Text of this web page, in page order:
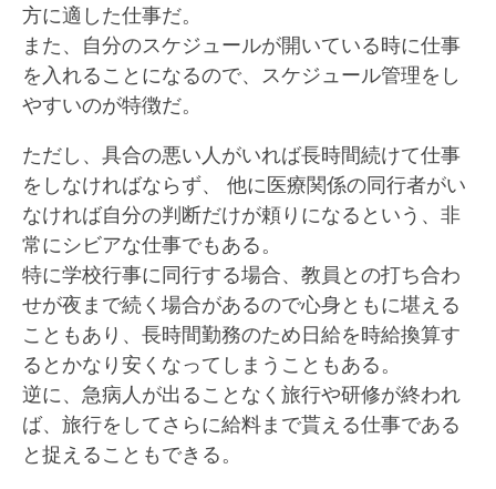
方に適した仕事だ。
また、自分のスケジュールが開いている時に仕事
を入れることになるので、スケジュール管理をし
やすいのが特徴だ。
ただし、具合の悪い人がいれば長時間続けて仕事
をしなければならず、 他に医療関係の同行者がい
なければ自分の判断だけが頼りになるという、非
常にシビアな仕事でもある。
特に学校行事に同行する場合、教員との打ち合わ
せが夜まで続く場合があるので心身ともに堪える
こともあり、長時間勤務のため日給を時給換算す
るとかなり安くなってしまうこともある。
逆に、急病人が出ることなく旅行や研修が終われ
ば、旅行をしてさらに給料まで貰える仕事である
と捉えることもできる。